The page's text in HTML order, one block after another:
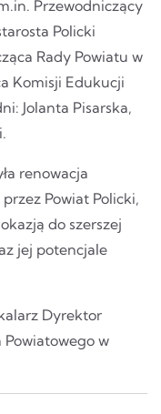
Przewodniczący
Policki
Rady Powiatu w
Komisji Edukucji
Jolanta Pisarska,
renowacja
Powiat Policki,
do szerszej
jej potencjale
Dyrektor
Powiatowego w